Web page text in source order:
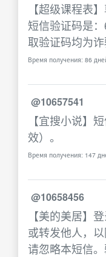
【超级课程表
短信验证码是
取验证码均为诈
Время получения: 86
@10657541
【宜搜小说】
效）。
Время получения: 147
@10658456
【美的美居】
或转发他人，
请忽略本短信。